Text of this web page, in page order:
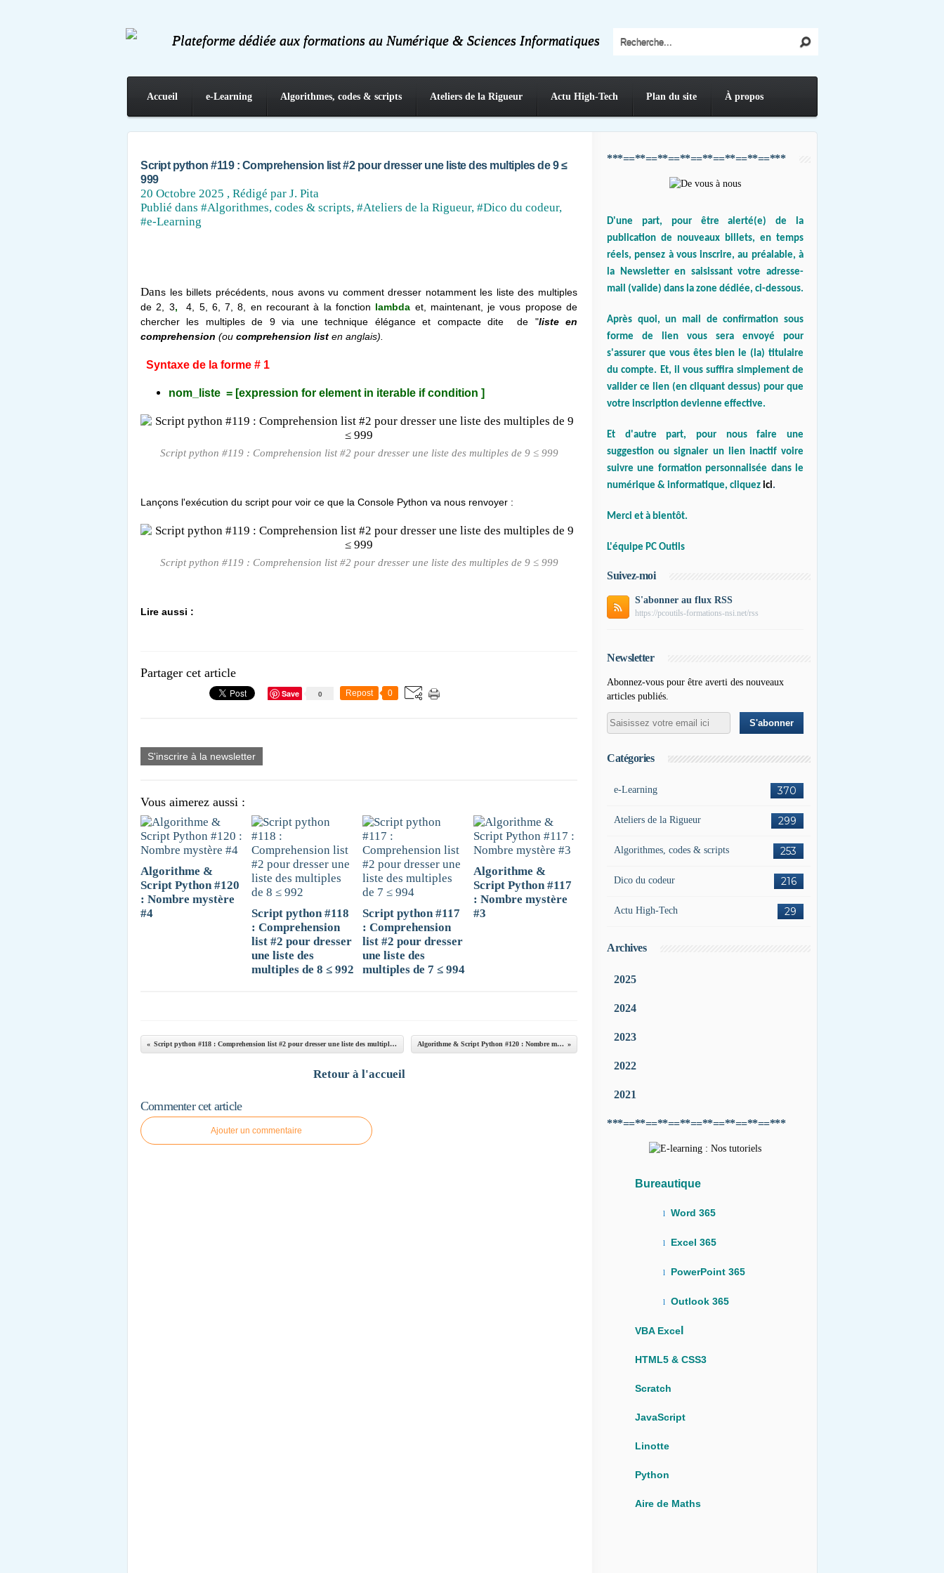
Plateforme dédiée aux formations au Numérique & Sciences Informatiques
Accueil e-Learning Algorithmes, codes & scripts Ateliers de la Rigueur Actu High-Tech Plan du site À propos
Script python #119 : Comprehension list #2 pour dresser une liste des multiples de 9 ≤
999
20 Octobre 2025 , Rédigé par J. Pita
Publié dans #Algorithmes, codes & scripts, #Ateliers de la Rigueur, #Dico du codeur,
#e-Learning
Dans les billets précédents, nous avons vu comment dresser notamment les liste des multiples
de 2, 3, 4, 5, 6, 7, 8, en recourant à la fonction lambda et, maintenant, je vous propose de
chercher les multiples de 9 via une technique élégance et compacte dite de "liste en
comprehension (ou comprehension list en anglais).
Syntaxe de la forme # 1
nom_liste = [expression for element in iterable if condition ]
Script python #119 : Comprehension list #2 pour dresser une liste des multiples de 9 ≤ 999
Lançons l'exécution du script pour voir ce que la Console Python va nous renvoyer :
Script python #119 : Comprehension list #2 pour dresser une liste des multiples de 9 ≤ 999
Lire aussi :
Partager cet article
0
Save Repost 0
S'inscrire à la newsletter
Vous aimerez aussi :
Algorithme &
Script Python #120
: Nombre mystère
#4
Script python #118
: Comprehension
list #2 pour dresser
une liste des
multiples de 8 ≤ 992
Script python #117
: Comprehension
list #2 pour dresser
une liste des
multiples de 7 ≤ 994
Algorithme &
Script Python #117
: Nombre mystère
#3
Script python #118 : Comprehension list #2 pour dresser une liste des multiples de 8 ≤ 992 Algorithme & Script Python #120 : Nombre mystère #4
Retour à l'accueil
Commenter cet article
Ajouter un commentaire
***==**==**==**==**==**==**==***
D'une part, pour être alerté(e) de la
publication de nouveaux billets, en temps
réels, pensez à vous inscrire, au préalable, à
la Newsletter en saisissant votre adresse-
mail (valide) dans la zone dédiée, ci-dessous.
Après quoi, un mail de confirmation sous
forme de lien vous sera envoyé pour
s'assurer que vous êtes bien le (la) titulaire
du compte. Et, il vous suffira simplement de
valider ce lien (en cliquant dessus) pour que
votre inscription devienne effective.
Et d'autre part, pour nous faire une
suggestion ou signaler un lien inactif voire
suivre une formation personnalisée dans le
numérique & informatique, cliquez ici.
Merci et à bientôt.
L'équipe PC Outils
Suivez-moi
S'abonner au flux RSS
https://pcoutils-formations-nsi.net/rss
Newsletter
Abonnez-vous pour être averti des nouveaux
articles publiés.
Catégories
370
e-Learning
299
Ateliers de la Rigueur
253
Algorithmes, codes & scripts
216
Dico du codeur
29
Actu High-Tech
Archives
2025
2024
2023
2022
2021
***==**==**==**==**==**==**==***
Bureautique
l Word 365
l Excel 365
l PowerPoint 365
l Outlook 365
VBA Exce
HTML5 & CSS3
Scratch
JavaScript
Linotte
Python
Aire de Maths